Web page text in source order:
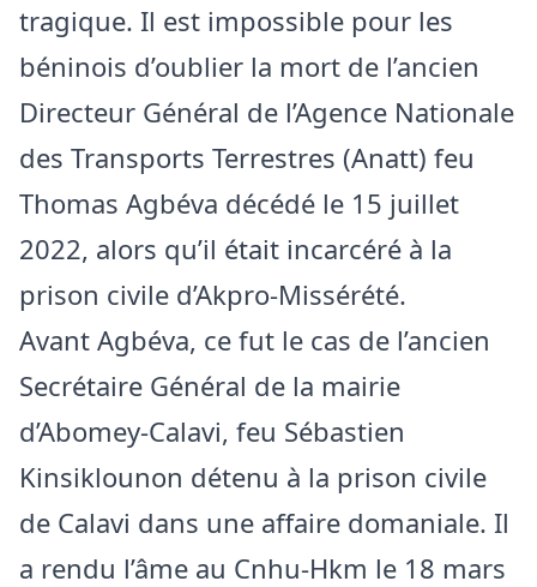
tragique. Il est impossible pour les
béninois d’oublier la mort de l’ancien
Directeur Général de l’Agence Nationale
des Transports Terrestres (Anatt) feu
Thomas Agbéva décédé le 15 juillet
2022, alors qu’il était incarcéré à la
prison civile d’Akpro-Missérété.
Avant Agbéva, ce fut le cas de l’ancien
Secrétaire Général de la mairie
d’Abomey-Calavi, feu Sébastien
Kinsiklounon détenu à la prison civile
de Calavi dans une affaire domaniale. Il
a rendu l’âme au Cnhu-Hkm le 18 mars